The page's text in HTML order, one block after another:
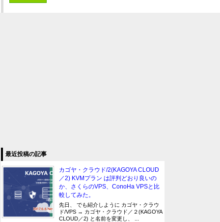
最近投稿の記事
カゴヤ・クラウド/2(KAGOYA CLOUD
／2) KVMプラン は評判どおり良いの
か、さくらのVPS、ConoHa VPSと比
較してみた。
先日、 でも紹介しように カゴヤ・クラウ
ド/VPS → カゴヤ・クラウド／２(KAGOYA
CLOUD／2) と名前を変更し、 ...